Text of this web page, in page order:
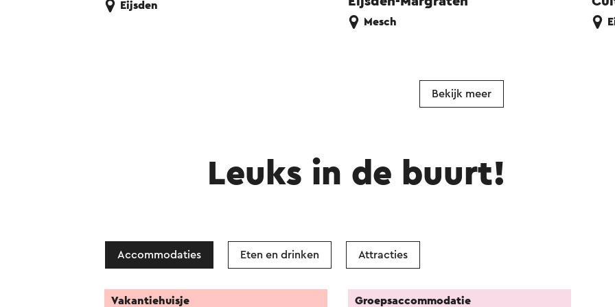
Eijsden
Mesch
Bekijk meer
Leuks in de buurt!
Accommodaties Eten en drinken Attracties
Vakantiehuisje Groepsaccommodatie